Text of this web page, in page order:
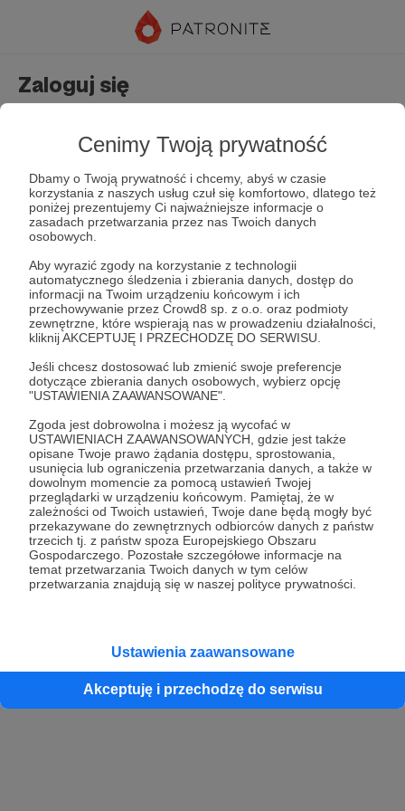
Cenimy Twoją prywatność
Dbamy o Twoją prywatność i chcemy, abyś w czasie
korzystania z naszych usług czuł się komfortowo, dlatego też
poniżej prezentujemy Ci najważniejsze informacje o
zasadach przetwarzania przez nas Twoich danych
osobowych.
Aby wyrazić zgody na korzystanie z technologii
automatycznego śledzenia i zbierania danych, dostęp do
informacji na Twoim urządzeniu końcowym i ich
przechowywanie przez Crowd8 sp. z o.o. oraz podmioty
zewnętrzne, które wspierają nas w prowadzeniu działalności,
kliknij AKCEPTUJĘ I PRZECHODZĘ DO SERWISU.
Jeśli chcesz dostosować lub zmienić swoje preferencje
dotyczące zbierania danych osobowych, wybierz opcję
"USTAWIENIA ZAAWANSOWANE".
Zgoda jest dobrowolna i możesz ją wycofać w
USTAWIENIACH ZAAWANSOWANYCH, gdzie jest także
opisane Twoje prawo żądania dostępu, sprostowania,
usunięcia lub ograniczenia przetwarzania danych, a także w
dowolnym momencie za pomocą ustawień Twojej
przeglądarki w urządzeniu końcowym. Pamiętaj, że w
zależności od Twoich ustawień, Twoje dane będą mogły być
przekazywane do zewnętrznych odbiorców danych z państw
trzecich tj. z państw spoza Europejskiego Obszaru
Gospodarczego. Pozostałe szczegółowe informacje na
temat przetwarzania Twoich danych w tym celów
przetwarzania znajdują się w naszej polityce prywatności.
Ustawienia zaawansowane
Akceptuję i przechodzę do serwisu
Zaloguj się
Zapamiętaj mnie Zapomniałeś hasła?
Zaloguj
lub
Kontynuuj z Google
Kontynuuj z Facebook
Kontynuuj z Apple
konta przez osobę niepełnoletnią” dostępny w regulaminie Patronite.pl